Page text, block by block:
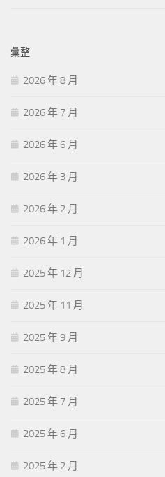
彙整
2026 年 8 月
2026 年 7 月
2026 年 6 月
2026 年 3 月
2026 年 2 月
2026 年 1 月
2025 年 12 月
2025 年 11 月
2025 年 9 月
2025 年 8 月
2025 年 7 月
2025 年 6 月
2025 年 2 月